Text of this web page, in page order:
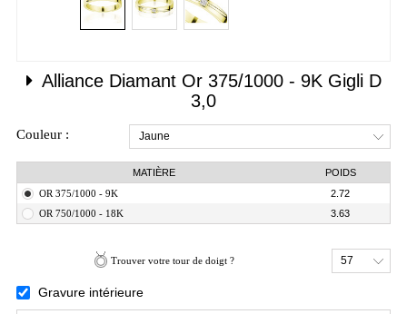
Alliance Diamant Or 375/1000 - 9K Gigli D
3,0
Couleur : Jaune
MATIÈRE
POIDS
OR 375/1000 - 9K
2.72
OR 750/1000 - 18K
3.63
Trouver votre tour de doigt ? 57
Gravure intérieure